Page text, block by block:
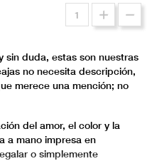
sin duda, estas son nuestras
no necesita descripción,
merece una mención; no
del amor, el color y la
a mano impresa en
o simplemente